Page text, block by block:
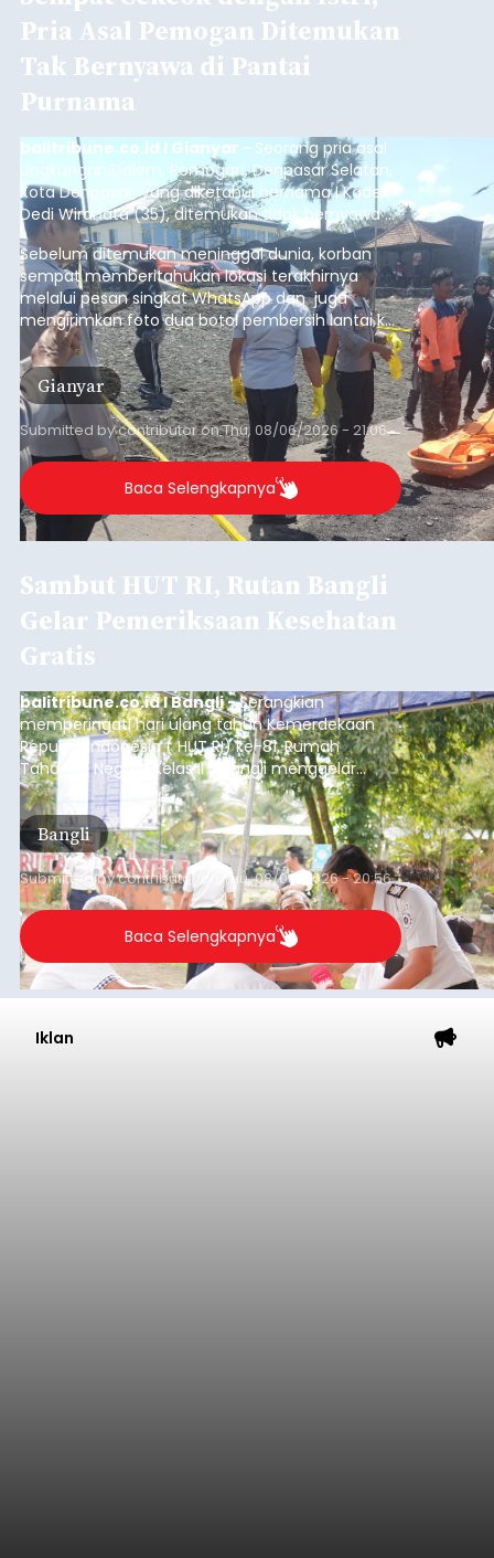
Pria Asal Pemogan Ditemukan
Tak Bernyawa di Pantai
Purnama
balitribune.co.id I Gianyar - Seorang pria asal
Lingkungan Dalem, Pemogan, Denpasar Selatan,
Kota Denpasar, yang diketahui bernama I Kadek
Dedi Wiranata (35), ditemukan tidak bernyawa di
pesisir Pantai Purnama, Sukawati.
Sebelum ditemukan meninggal dunia, korban
sempat memberitahukan lokasi terakhirnya
melalui pesan singkat WhatsApp dan juga
mengirimkan foto dua botol pembersih lantai ke
istrinya.
Gianyar
Submitted bycontributoronThu, 08/06/2026 - 21:06
Baca Selengkapnya
Sambut HUT RI, Rutan Bangli
Gelar Pemeriksaan Kesehatan
Gratis
balitribune.co.id I Bangli -Serangkian
memperingati hari ulang tahun Kemerdekaan
Republik Indonesia ( HUT RI) ke-81, Rumah
Tahanan Negara Kelas II B Bangli menggelar
kegiatan pemeriksaan kesehatan gratis, Rabu
(6/8/2026).
Bangli
Submitted bycontributor Thu, 08/06/2026 - 20:56
Baca Selengkapnya
Iklan